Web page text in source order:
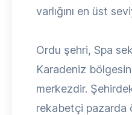
varlığını en üst
Ordu şehri, Spa
Karadeniz
merkezdir.
rekabetçi pazarda